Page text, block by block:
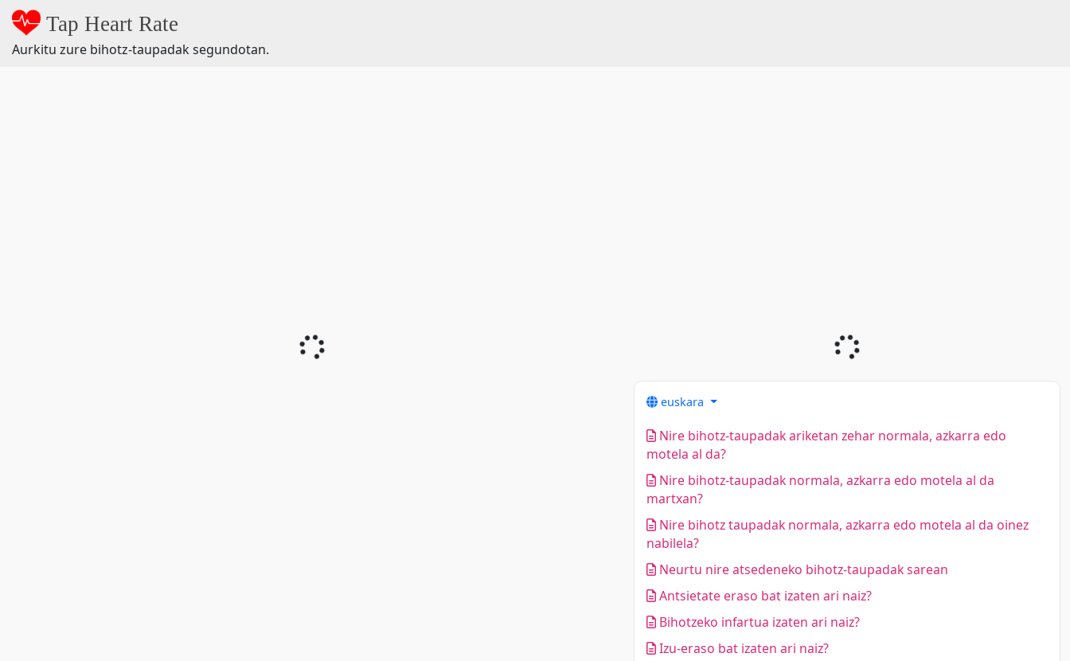
Tap Heart Rate
Aurkitu zure bihotz-taupadak segundotan.
euskara
Nire bihotz-taupadak ariketan zehar normala, azkarra edo
motela al da?
Nire bihotz-taupadak normala, azkarra edo motela al da
martxan?
Nire bihotz taupadak normala, azkarra edo motela al da oinez
nabilela?
Neurtu nire atsedeneko bihotz-taupadak sarean
Antsietate eraso bat izaten ari naiz?
Bihotzeko infartua izaten ari naiz?
Izu-eraso bat izaten ari naiz?